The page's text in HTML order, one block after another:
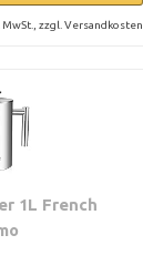
MwSt., zzgl. Versandkosten
1L French